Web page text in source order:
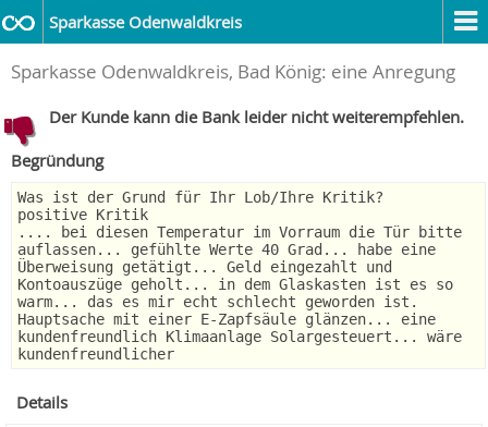
Sparkasse Odenwaldkreis
Sparkasse Odenwaldkreis, Bad König: eine Anregung
Der Kunde kann die Bank leider nicht weiterempfehlen.
Begründung
Was ist der Grund für Ihr Lob/Ihre Kritik?
positive Kritik
.... bei diesen Temperatur im Vorraum die Tür bitte
auflassen... gefühlte Werte 40 Grad... habe eine
Überweisung getätigt... Geld eingezahlt und
Kontoauszüge geholt... in dem Glaskasten ist es so
warm... das es mir echt schlecht geworden ist.
Hauptsache mit einer E-Zapfsäule glänzen... eine
kundenfreundlich Klimaanlage Solargesteuert... wäre
kundenfreundlicher
Details